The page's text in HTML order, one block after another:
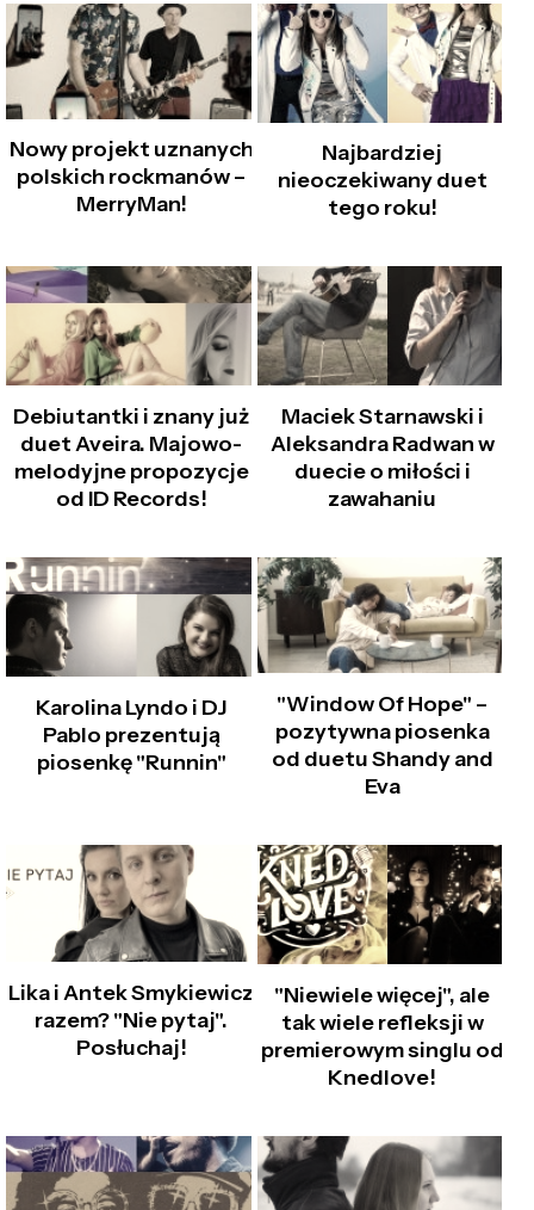
Nowy projekt uznanych
polskich rockmanów –
MerryMan!
Najbardziej
nieoczekiwany duet
tego roku!
Debiutantki i znany już
duet Aveira. Majowo-
melodyjne propozycje
od ID Records!
Maciek Starnawski i
Aleksandra Radwan w
duecie o miłości i
zawahaniu
Karolina Lyndo i DJ
Pablo prezentują
piosenkę "Runnin"
"Window Of Hope" –
pozytywna piosenka
od duetu Shandy and
Eva
Lika i Antek Smykiewicz
razem? "Nie pytaj".
Posłuchaj!
"Niewiele więcej", ale
tak wiele refleksji w
premierowym singlu od
Knedlove!